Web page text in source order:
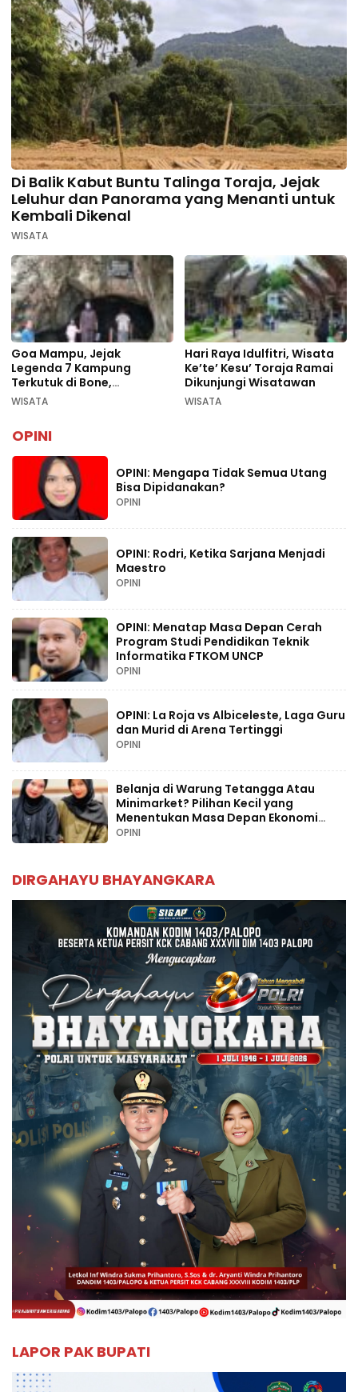
Di Balik Kabut Buntu Talinga Toraja, Jejak
Leluhur dan Panorama yang Menanti untuk
Kembali Dikenal
WISATA
Goa Mampu, Jejak
Legenda 7 Kampung
Terkutuk di Bone,
Rekomendasi Liburan
WISATA
Hari Raya Idulfitri, Wisata
Ke’te’ Kesu’ Toraja Ramai
Dikunjungi Wisatawan
WISATA
OPINI
OPINI: Mengapa Tidak Semua Utang
Bisa Dipidanakan?
OPINI
OPINI: Rodri, Ketika Sarjana Menjadi
Maestro
OPINI
OPINI: Menatap Masa Depan Cerah
Program Studi Pendidikan Teknik
Informatika FTKOM UNCP
OPINI
OPINI: La Roja vs Albiceleste, Laga Guru
dan Murid di Arena Tertinggi
OPINI
Belanja di Warung Tetangga Atau
Minimarket? Pilihan Kecil yang
Menentukan Masa Depan Ekonomi
Palopo
OPINI
DIRGAHAYU BHAYANGKARA
LAPOR PAK BUPATI